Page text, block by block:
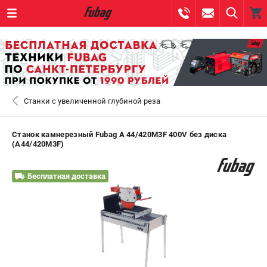
ВХОД ИЛИ РЕГИСТРАЦИЯ
+7 (8112) 59-10-67 - ЗАКАЗ ЗАПЧАСТЕЙ
+7 (812) 317-60-57 - ЗАКАЗ ИЗДЕЛИЙ
САНКТ-ПЕТЕРБУРГ
0 ₽
Станки с увеличенной глубиной реза
Станок камнерезный Fubag A 44/420M3F 400V без диска
(A44/420M3F)
Бесплатная доставка